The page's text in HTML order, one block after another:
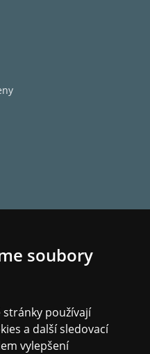
soubory
stránky používají
a další sledovací
vylepšení